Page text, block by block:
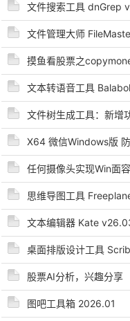
文件搜索工具 dnGrep
文件管理大师
摸鱼看股票之
文本转语音工具
文件树生成工具：新增
X64 微信Windows版
任何摄像头实现Win面
思维导图工具
文本编辑器 Kate
桌面排版设计工具
股票AI分析，兴趣分享
图吧工具箱 2026.01